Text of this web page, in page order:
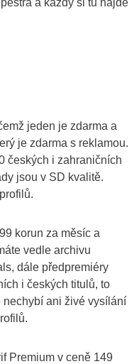
a každý si tu najde
jeden je zdarma a
je zdarma s reklamou.
českých i zahraničních
jsou v SD kvalitě.
korun za měsíc a
vedle archivu
dále předpremiéry
i českých titulů, to
nechybí ani živé vysílání
Premium v ceně 149